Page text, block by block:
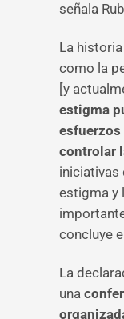
señala
La
como la
[y
estigma
esfuerzos
controlar
iniciativas
estigma y
concluye
La
una